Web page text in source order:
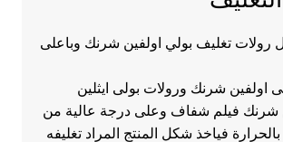
رولات تغليف بولي اولفين شرنك وباعلى
اولفين شرنك ورولات بولى ايثلين
فيلم شفاف وعلى درجة عالية من
فياخذ شكل المنتج المراد تغليفه